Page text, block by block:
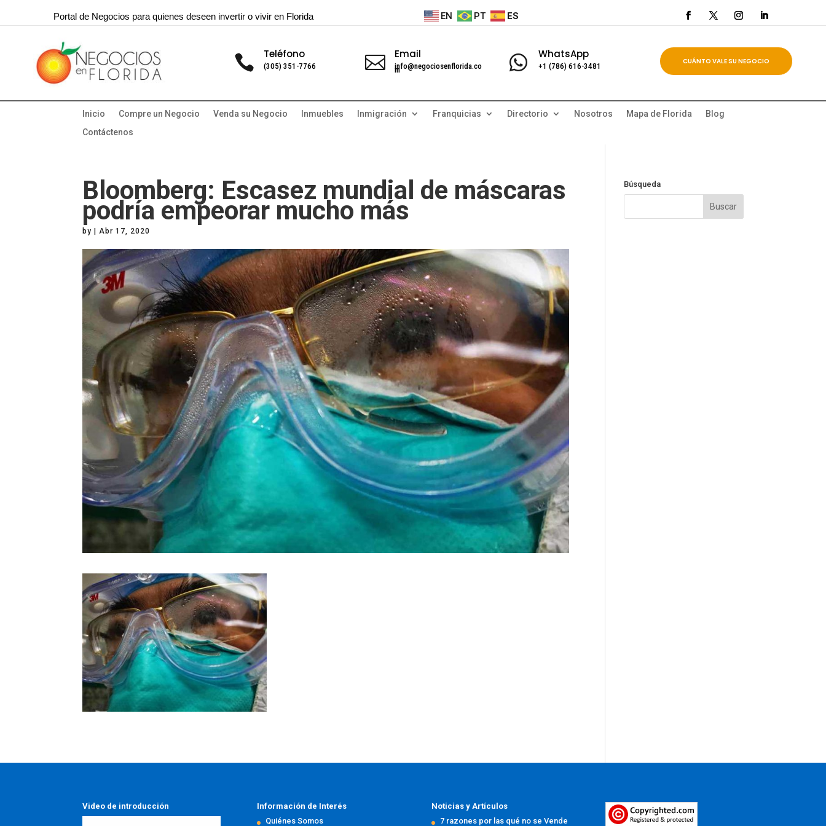
Portal de Negocios para quienes deseen invertir o vivir en Florida EN PT ES
 Teléfono
(305) 351-7766  Email
info@negociosenflorida.co
m  WhatsApp
+1 (786) 616-3481
CUÁNTO VALE SU NEGOCIO
Inicio Compre un Negocio Venda su Negocio Inmuebles Inmigración Franquicias Directorio Nosotros Mapa de Florida
Blog
Contáctenos
Bloomberg: Escasez mundial de máscaras
podría empeorar mucho más
by |Abr 17, 2020
Búsqueda
Video de introducción
Información de Interés
Quiénes Somos
Noticias y Artículos
7 razones por las qué no se Vende